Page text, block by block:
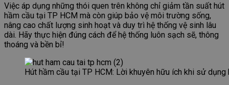
Việc áp dụng những thói quen trên không chỉ giảm tần suất hút
hầm cầu tại TP HCM mà còn giúp bảo vệ môi trường sống,
nâng cao chất lượng sinh hoạt và duy trì hệ thống vệ sinh lâu
dài. Hãy thực hiện đúng cách để hệ thống luôn sạch sẽ, thông
thoáng và bền bỉ!
Hút hầm cầu tại TP HCM: Lời khuyên hữu ích khi sử dụng